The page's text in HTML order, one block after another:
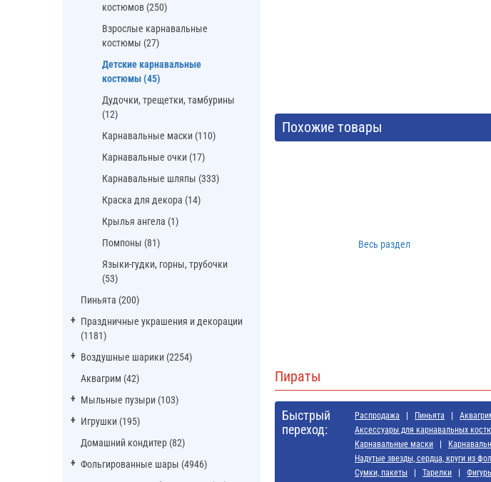
костюмов (250)
Взрослые карнавальные
костюмы (27)
Детские карнавальные
костюмы (45)
Дудочки, трещетки, тамбурины
(12)
Карнавальные маски (110)
Карнавальные очки (17)
Карнавальные шляпы (333)
Краска для декора (14)
Крылья ангела (1)
Помпоны (81)
Языки-гудки, горны, трубочки
(53)
Пиньята (200)
Праздничные украшения и декорации
(1181)
Воздушные шарики (2254)
Аквагрим (42)
Мыльные пузыри (103)
Игрушки (195)
Домашний кондитер (82)
Фольгированные шары (4946)
Похожие товары
Весь раздел
Пираты
Быстрый
переход:
Распродажа Пиньята
Аксессуары для карнавальных
Карнавальные маски
Надутые звезды, сердца, круги из
Сумки, пакеты
Тарелки